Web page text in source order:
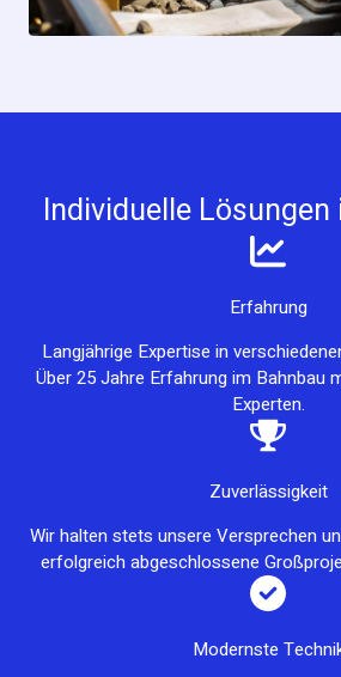
Individuelle Lösungen
Erfahrung
Langjährige Expertise in
Über 25 Jahre Erfahrung im Bahnbau
Experten.
Zuverlässigkeit
Wir halten stets unsere Versprechen
erfolgreich abgeschlossene
Modernste